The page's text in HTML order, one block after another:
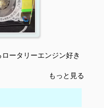
ータリーエンジン好き
もっと見る